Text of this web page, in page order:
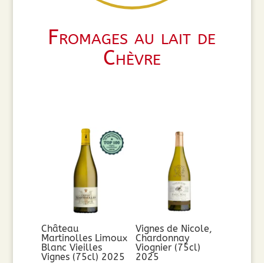
Fromages au lait de
Chèvre
Château
Martinolles Limoux
Blanc Vieilles
Vignes (75cl) 2025
Vignes de Nicole,
Chardonnay
Viognier (75cl)
2025